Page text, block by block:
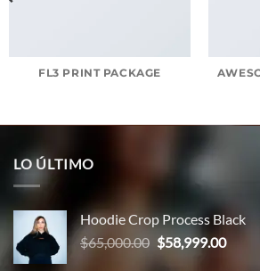
FL3 PRINT PACKAGE
LO ÚLTIMO
Hoodie Crop Process Black
$65,000.00 El
$58,999.00El